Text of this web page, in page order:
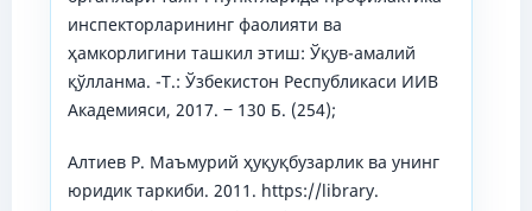
инспекторларининг фаолияти ва
ҳамкорлигини ташкил этиш: Ўқув-амалий
қўлланма. -Т.: Ўзбекистон Республикаси ИИВ
Академияси, 2017. ‒ 130 Б. (254);
Алтиев Р. Маъмурий ҳуқуқбузарлик ва унинг
юридик таркиби. 2011. https://library.